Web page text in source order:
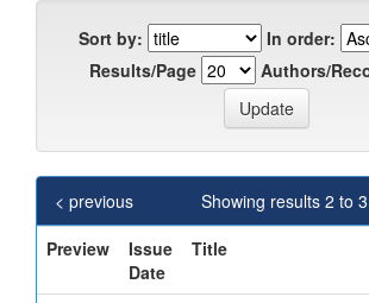
Sort by:
In order:
Results/Page
Authors/
Showing results 2 to
< previous
Preview
Issue
Date
Title